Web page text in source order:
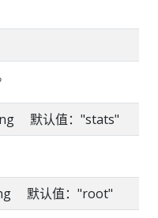
默认值："stats"
默认值："root"